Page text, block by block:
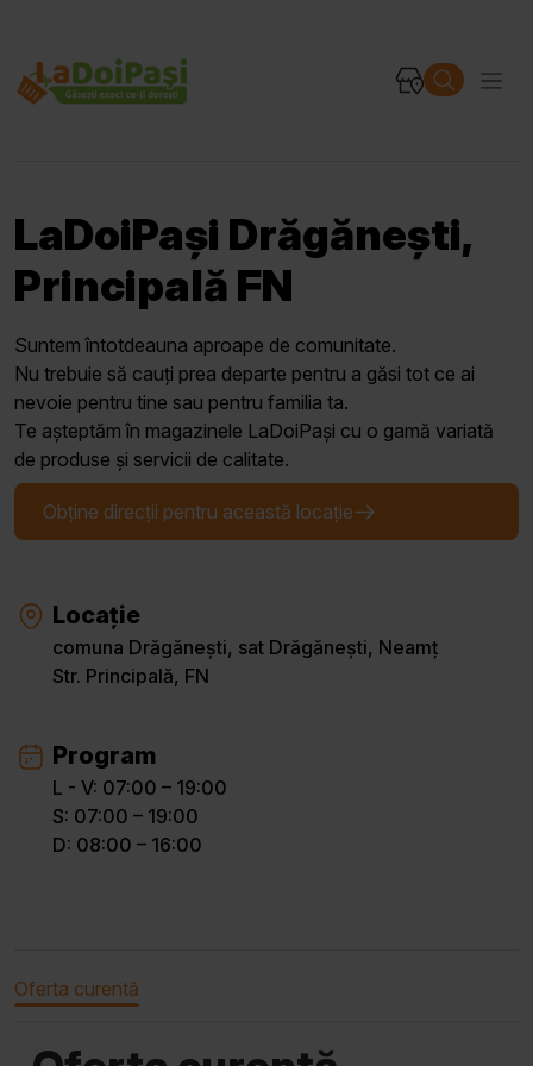
LaDoiPași Drăgănești,
Principală FN
Suntem întotdeauna aproape de comunitate.
Nu trebuie să cauți prea departe pentru a găsi tot ce ai
nevoie pentru tine sau pentru familia ta.
Te așteptăm în magazinele LaDoiPași cu o gamă variată
de produse și servicii de calitate.
Obține direcții pentru această locație
Locație
comuna Drăgănești, sat Drăgănești, Neamț
Str. Principală, FN
Program
L - V: 07:00 – 19:00
S: 07:00 – 19:00
D: 08:00 – 16:00
Oferta curentă